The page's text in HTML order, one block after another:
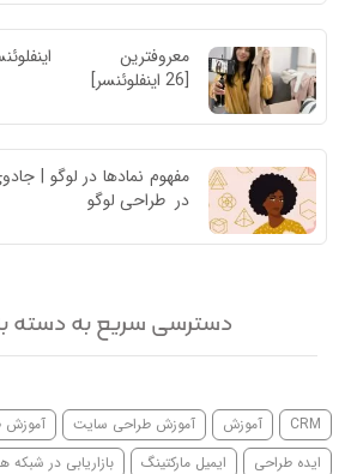
معروفترین
[26 اینفلوئنسر]
مفهوم نمادها در لوگو |
در  طراحی لوگو
دسترسی سریع به دسته
CRM آموزش آموزش طراحی سایت
آموزش
ایده طراحی
ایمیل مارکتینگ بازاریابی در شبکه